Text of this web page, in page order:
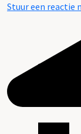
Stuur een reactie